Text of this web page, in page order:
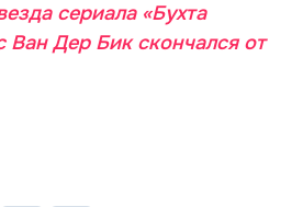
сериала «Бухта
Дер Бик скончался от